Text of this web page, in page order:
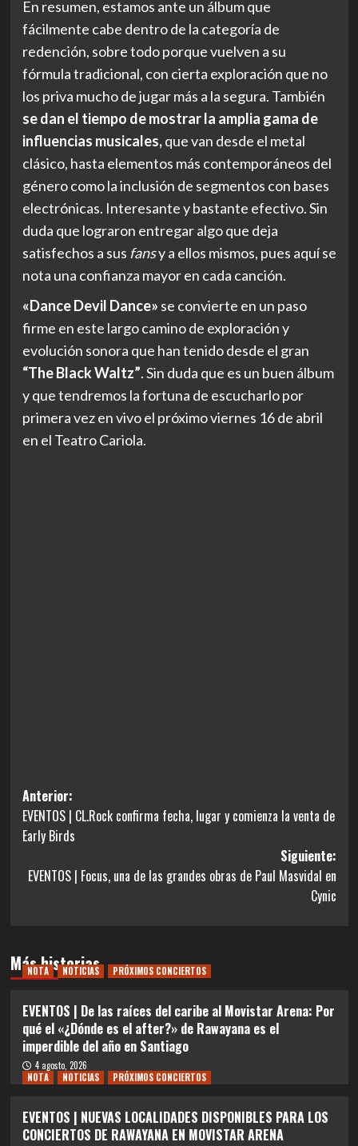
En resumen, estamos ante un álbum que
fácilmente cabe dentro de la categoría de
redención, sobre todo porque vuelven a su
fórmula tradicional, con cierta exploración que no
los priva mucho de jugar más a la segura. También
se dan el tiempo de mostrar la amplia gama de
influencias musicales,que van desde el metal
clásico, hasta elementos más contemporáneos del
género como la inclusión de segmentos con bases
electrónicas. Interesante y bastante efectivo. Sin
duda que lograron entregar algo que deja
satisfechos a sus fansy a ellos mismos, pues aquí se
nota una confianza mayor en cada canción.
«Dance Devil Dance» se convierte en un paso
firme en este largo camino de exploración y
evolución sonora que han tenido desde el gran
“The Black Waltz”. Sin duda que es un buen álbum
y que tendremos la fortuna de escucharlo por
primera vez en vivo el próximo viernes 16 de abril
en el Teatro Cariola.
Navegación
de
entradas
Anterior:
EVENTOS | CL.Rock confirma fecha, lugar y comienza la venta de
Early Birds
Siguiente:
EVENTOS | Focus, una de las grandes obras de Paul Masvidal en
Cynic
Más historias
NOTA NOTICIAS PRÓXIMOS CONCIERTOS
EVENTOS | De las raíces del caribe al Movistar Arena: Por
qué el «¿Dónde es el after?» de Rawayana es el
imperdible del año en Santiago
4 agosto, 2026
NOTA
NOTICIAS PRÓXIMOS CONCIERTOS
EVENTOS | NUEVAS LOCALIDADES DISPONIBLES PARA LOS
CONCIERTOS DE RAWAYANA EN MOVISTAR ARENA